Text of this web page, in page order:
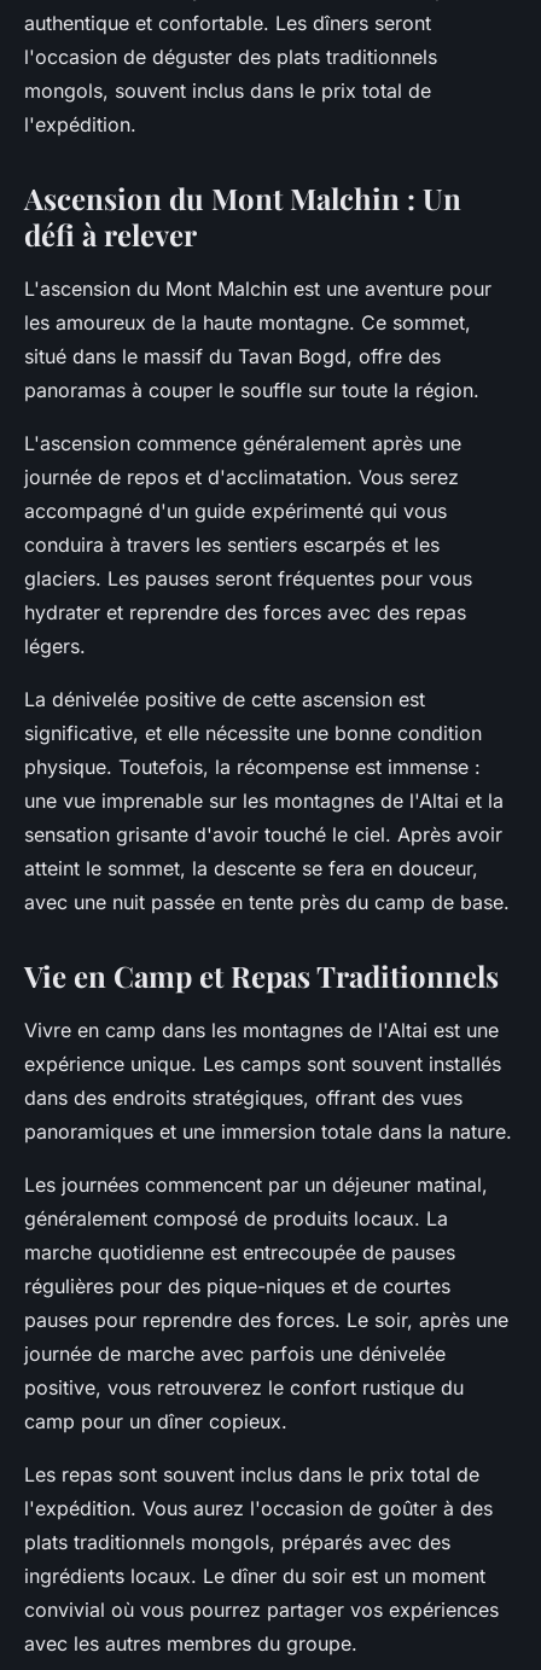
authentique et confortable. Les dîners seront
l'occasion de déguster des plats traditionnels
mongols, souvent inclus dans le prix total de
l'expédition.
Ascension du Mont Malchin : Un
défi à relever
L'ascension du Mont Malchin est une aventure pour
les amoureux de la haute montagne. Ce sommet,
situé dans le massif du Tavan Bogd, offre des
panoramas à couper le souffle sur toute la région.
L'ascension commence généralement après une
journée de repos et d'acclimatation. Vous serez
accompagné d'un guide expérimenté qui vous
conduira à travers les sentiers escarpés et les
glaciers. Les pauses seront fréquentes pour vous
hydrater et reprendre des forces avec des repas
légers.
La dénivelée positive de cette ascension est
significative, et elle nécessite une bonne condition
physique. Toutefois, la récompense est immense :
une vue imprenable sur les montagnes de l'Altai et la
sensation grisante d'avoir touché le ciel. Après avoir
atteint le sommet, la descente se fera en douceur,
avec une nuit passée en tente près du camp de base.
Vie en Camp et Repas Traditionnels
Vivre en camp dans les montagnes de l'Altai est une
expérience unique. Les camps sont souvent installés
dans des endroits stratégiques, offrant des vues
panoramiques et une immersion totale dans la nature.
Les journées commencent par un déjeuner matinal,
généralement composé de produits locaux. La
marche quotidienne est entrecoupée de pauses
régulières pour des pique-niques et de courtes
pauses pour reprendre des forces. Le soir, après une
journée de marche avec parfois une dénivelée
positive, vous retrouverez le confort rustique du
camp pour un dîner copieux.
Les repas sont souvent inclus dans le prix total de
l'expédition. Vous aurez l'occasion de goûter à des
plats traditionnels mongols, préparés avec des
ingrédients locaux. Le dîner du soir est un moment
convivial où vous pourrez partager vos expériences
avec les autres membres du groupe.